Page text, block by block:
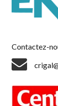
Contactez-